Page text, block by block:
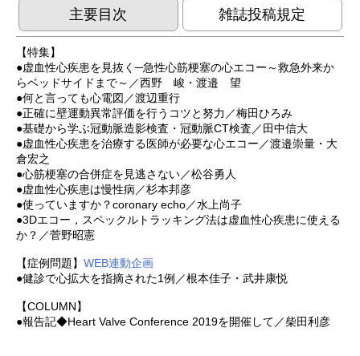
主要目次 雑誌投稿規定
【特集】
●虚血性心疾患を見抜く─急性心筋梗塞の心エコー～救急外来か
らベッドサイドまで～／西野 峻・渡邉 望
●何と言っても心電図／渡辺重行
●正確に壁運動異常評価を行うコツと努力／梅田ひろみ
●基礎から学ぶ冠動脈造影検査・冠動脈CT検査／田中信大
●虚血性心疾患を治療する医師が必要な心エコー／渡邉崇量・大
倉宏之
●心筋梗塞の合併症を見逃さない／松谷勇人
●虚血性心疾患は慢性病／杉本邦彦
●使っていますか？coronary echo／水上尚子
●3Dエコー，スペックルトラッキング法は虚血性心疾患に使える
か？／菅野昭憲
【症例問題】 WEB連動企画
●健診で心拡大を指摘された1例／根本佳子・武井康悦
【COLUMN】
●報告記◆Heart Valve Conference 2019を開催して／柴田利彦